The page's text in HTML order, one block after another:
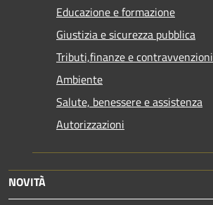
Educazione e formazione
Giustizia e sicurezza pubblica
Tributi,finanze e contravvenzioni
Ambiente
Salute, benessere e assistenza
Autorizzazioni
NOVITÀ